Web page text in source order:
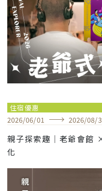
住宿優惠
2026/06/01 2026/08/
親子探索趣｜老爺會
化